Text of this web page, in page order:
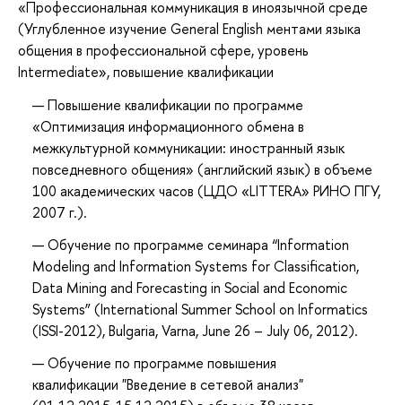
«Профессиональная коммуникация в иноязычной среде
(Углубленное изучение General English ментами языка
общения в профессиональной сфере, уровень
Intermediate», повышение квалификации
Повышение квалификации по программе
«Оптимизация информационного обмена в
межкультурной коммуникации: иностранный язык
повседневного общения» (английский язык) в объеме
100 академических часов (ЦДО «LITTERA» РИНО ПГУ,
2007 г.).
Обучение по программе семинара “Information
Modeling and Information Systems for Classification,
Data Mining and Forecasting in Social and Economic
Systems” (International Summer School on Informatics
(ISSI-2012), Bulgaria, Varna, June 26 – July 06, 2012).
Обучение по программе повышения
квалификации "Введение в сетевой анализ"